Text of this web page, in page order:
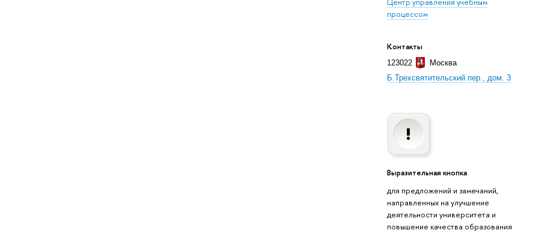
процессом
Контакты
123022
Москва
Б.Трехсвятительский пер., дом. 3
Выразительная кнопка
для предложений и замечаний,
направленных на улучшение
деятельности университета и
повышение качества образования